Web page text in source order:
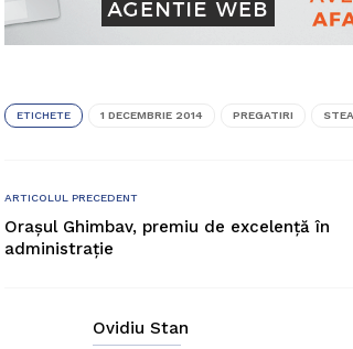
ETICHETE 1 DECEMBRIE 2014 PREGATIRI
ARTICOLUL PRECEDENT
Orașul Ghimbav, premiu de excelență în
administrație
Ovidiu Stan